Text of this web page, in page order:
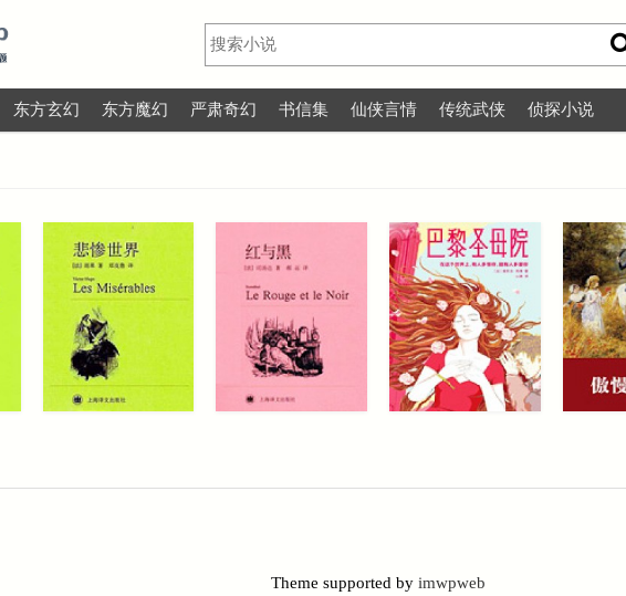
东方玄幻 东方魔幻 严肃奇幻 书信集 仙侠言情 传统武侠 侦探小说
Theme supported by imwpweb